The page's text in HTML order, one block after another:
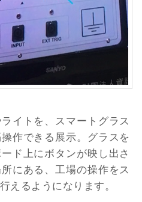
イトを、スマートグラス
作できる展示。グラスを
ド上にボタンが映し出さ
にある、工場の操作をス
えるようになります。